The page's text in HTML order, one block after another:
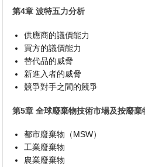
第4章 波特五力分析
供應商的議價能力
買方的議價能力
替代品的威脅
新進入者的威脅
競爭對手之間的競爭
第5章 全球廢棄物技術市場及按廢
都市廢棄物（MSW）
工業廢棄物
農業廢棄物